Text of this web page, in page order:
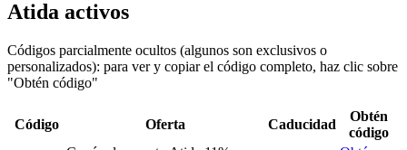
Atida activos
Códigos parcialmente ocultos (algunos son exclusivos o
personalizados): para ver y copiar el código completo, haz clic sobre
"Obtén código"
Código Oferta Caducidad
Obtén
código